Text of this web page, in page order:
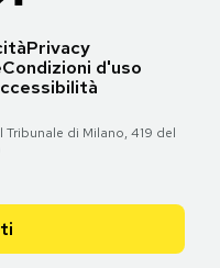
Privacy
Condizioni d'uso
di Milano, 419 del